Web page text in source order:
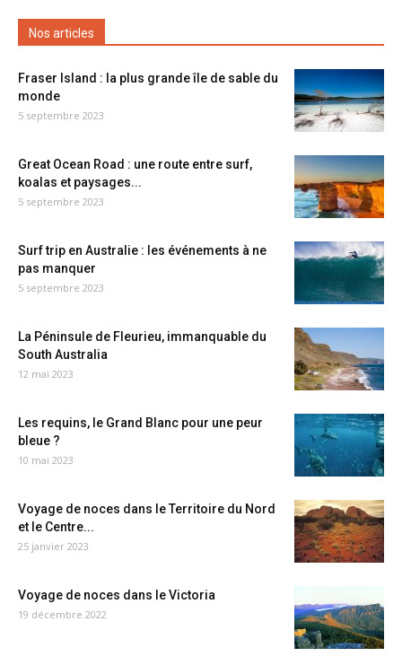
Nos articles
Fraser Island : la plus grande île de sable du
monde
5 septembre 2023
Great Ocean Road : une route entre surf,
koalas et paysages...
5 septembre 2023
Surf trip en Australie : les événements à ne
pas manquer
5 septembre 2023
La Péninsule de Fleurieu, immanquable du
South Australia
12 mai 2023
Les requins, le Grand Blanc pour une peur
bleue ?
10 mai 2023
Voyage de noces dans le Territoire du Nord
et le Centre...
25 janvier 2023
Voyage de noces dans le Victoria
19 décembre 2022